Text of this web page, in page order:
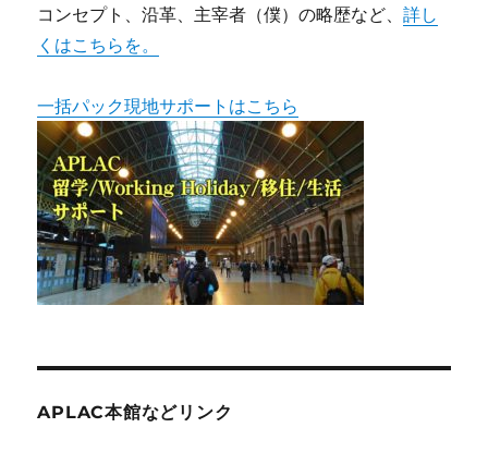
コンセプト、沿革、主宰者（僕）の略歴など、詳し
くはこちらを。
一括パック現地サポートはこちら
APLAC本館などリンク